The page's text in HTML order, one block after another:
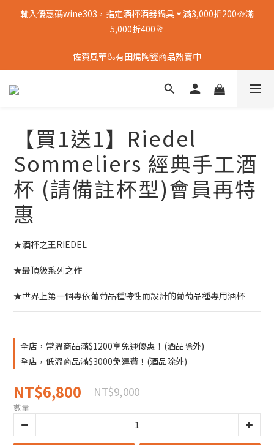
輸入優惠碼wine303，指定酒杯酒器鍋具🍷滿3,000折200🥘滿
5,000折400🥂
佐賀風華🍶有田燒陶瓷商品熱賣中
【買1送1】Riedel
Sommeliers 經典手工酒
杯 (請備註杯型)會員再特
惠
★酒杯之王RIEDEL
★最頂級系列之作
★世界上第一個專依葡萄品種特性而設計的葡萄品種專用酒杯
全店，常溫商品滿$1200享免運優惠！(酒品除外)
全店，低溫商品滿$3000免運費！(酒品除外)
NT$6,800 NT$9,000
數量